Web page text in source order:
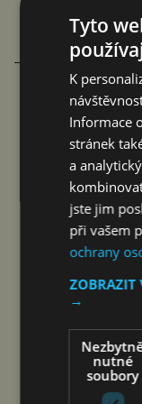
VÍCE
ČESKÉMU
DAŘÍ,
9. 8. 2026
Tyto
K
Informace
stránek
a
jste jim
při vašem
ochrany
ZOBRAZIT
→
nutné
soubory